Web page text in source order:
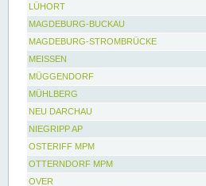
LÜHORT
MAGDEBURG-BUCKAU
MAGDEBURG-STROMBRÜCKE
MEISSEN
MÜGGENDORF
MÜHLBERG
NEU DARCHAU
NIEGRIPP AP
OSTERIFF MPM
OTTERNDORF MPM
OVER